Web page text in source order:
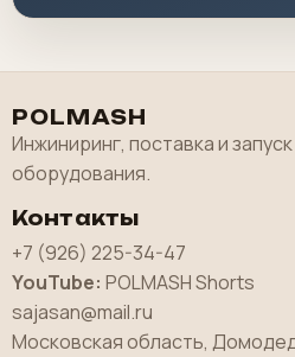
POLMASH
Инжиниринг, поставка и
оборудования.
Контакты
+7 (926) 225-34-47
YouTube: POLMASH Shorts
sajasan@mail.ru
Московская область,